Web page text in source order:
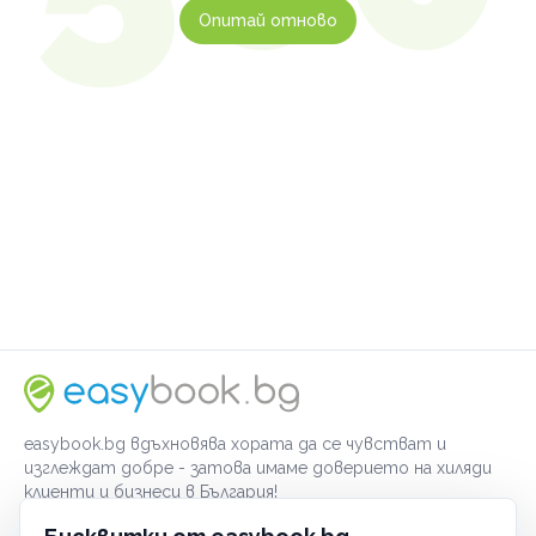
Опитай отново
easybook.bg вдъхновява хората да се чувстват и
изглеждат добре - затова имаме доверието на хиляди
клиенти и бизнеси в България!